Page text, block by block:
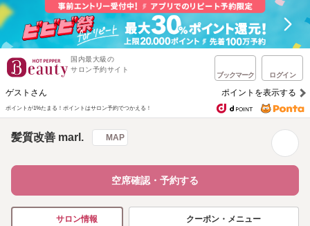
国内最大級の
サロン予約サイト
ブックマーク ログイン
ゲストさん ポイントを表示する
ポイントが1%たまる！ ポイントはサロン予約でつかえる！
髪質改善 marl. MAP
空席確認・予約する
サロン情報 クーポン・メニュー